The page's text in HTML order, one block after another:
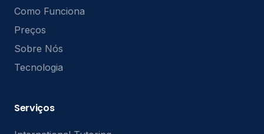
Como Funciona
Preços
Sobre Nós
Tecnologia
Serviços